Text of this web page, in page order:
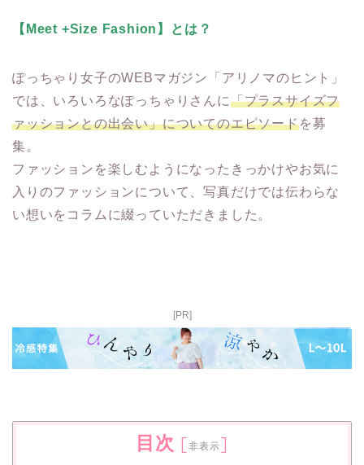
【Meet +Size Fashion】とは？
ぽっちゃり女子のWEBマガジン「アリノマのヒント」
では、いろいろなぽっちゃりさんに「プラスサイズフ
ァッションとの出会い」についてのエピソードを募
集。
ファッションを楽しむようになったきっかけやお気に
入りのファッションについて、写真だけでは伝わらな
い想いをコラムに綴っていただきました。
[PR]
目次 [非表示]